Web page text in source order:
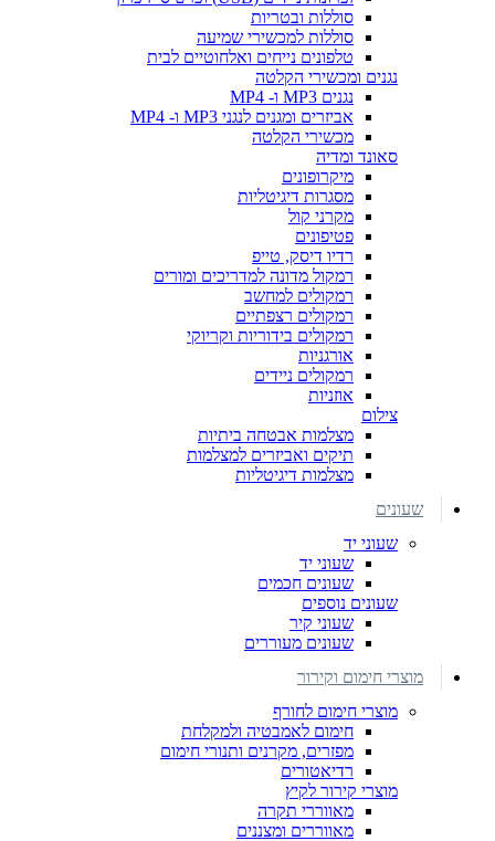
סוללות ובטריות
סוללות למכשירי שמיעה
טלפונים נייחים ואלחוטיים לבית
נגנים ומכשירי הקלטה
נגנים MP3 ו- MP4
אביזרים ומגנים לנגני MP3 ו- MP4
מכשירי הקלטה
סאונד ומדיה
מיקרופונים
מסגרות דיגיטליות
מקרני קול
פטיפונים
רדיו דיסק, טייפ
רמקול מדונה למדריכים ומורים
רמקולים למחשב
רמקולים רצפתיים
רמקולים בידוריות וקריוקי
אורגניות
רמקולים ניידים
אוזניות
צילום
מצלמות אבטחה ביתיות
תיקים ואביזרים למצלמות
מצלמות דיגיטליות
שעונים
שעוני יד
שעוני יד
שעונים חכמים
שעונים נוספים
שעוני קיר
שעונים מעוררים
מוצרי חימום וקירור
מוצרי חימום לחורף
חימום לאמבטיה ולמקלחת
מפזרים, מקרנים ותנורי חימום
רדיאטורים
מוצרי קירור לקיץ
מאווררי תקרה
מאווררים ומצננים